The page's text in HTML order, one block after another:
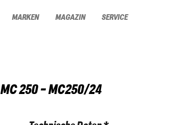
MARKEN MAGAZIN SERVICE
MC 250 - MC250/24